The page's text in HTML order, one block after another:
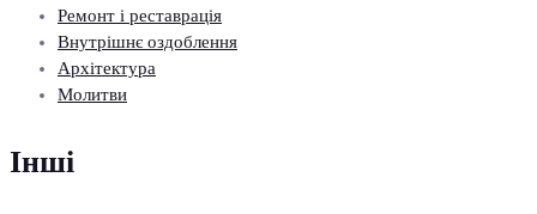
Ремонт і реставрація
Внутрішнє оздоблення
Архітектура
Молитви
Інші